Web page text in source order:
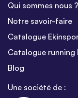
Qui sommes nous ?
Notre savoir-faire
Catalogue
Catalogue running
Blog
Une société de :